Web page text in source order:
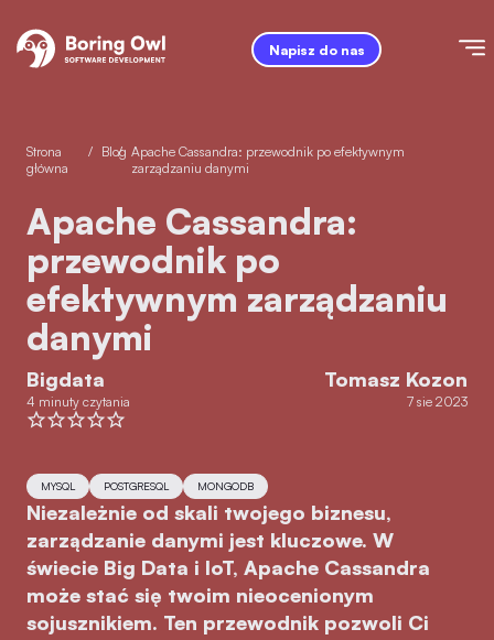
Napisz do nas
Strona
główna
/ Blog
/ Apache Cassandra: przewodnik po efektywnym
zarządzaniu danymi
Apache Cassandra:
przewodnik po
efektywnym zarządzaniu
danymi
Bigdata
4 minuty czytania
Tomasz Kozon
7 sie 2023
MYSQL POSTGRESQL MONGODB
Niezależnie od skali twojego biznesu,
zarządzanie danymi jest kluczowe. W
świecie Big Data i IoT, Apache Cassandra
może stać się twoim nieocenionym
sojusznikiem. Ten przewodnik pozwoli Ci